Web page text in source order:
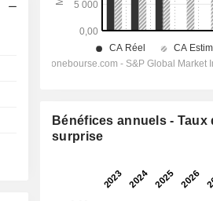
Bénéfices annuels - Taux
surprise